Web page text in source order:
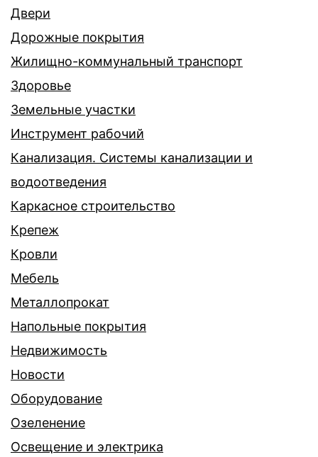
Двери
Дорожные покрытия
Жилищно-коммунальный транспорт
Здоровье
Земельные участки
Инструмент рабочий
Канализация. Системы канализации и
водоотведения
Каркасное строительство
Крепеж
Кровли
Мебель
Металлопрокат
Напольные покрытия
Недвижимость
Новости
Оборудование
Озеленение
Освещение и электрика